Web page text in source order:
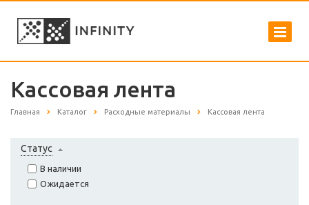
Кассовая лента
Главная Каталог Расходные материалы Кассовая лента
Статус
В наличии
Ожидается